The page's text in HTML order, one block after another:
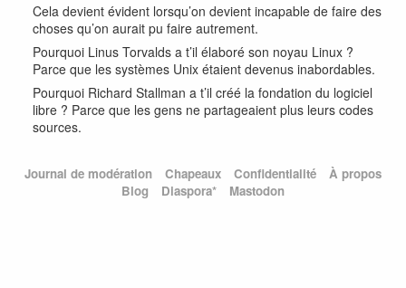
Cela devient évident lorsqu’on devient incapable de faire des
choses qu’on aurait pu faire autrement.
Pourquoi Linus Torvalds a t’il élaboré son noyau Linux ?
Parce que les systèmes Unix étaient devenus inabordables.
Pourquoi Richard Stallman a t’il créé la fondation du logiciel
libre ? Parce que les gens ne partageaient plus leurs codes
sources.
Journal de modération Chapeaux Confidentialité
À propos
Blog
Diaspora* Mastodon